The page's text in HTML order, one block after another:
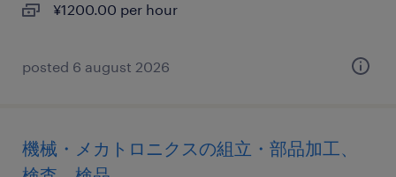
¥1200.00 per hour
posted 6 august 2026
機械・メカトロニクスの組立・部品加工、